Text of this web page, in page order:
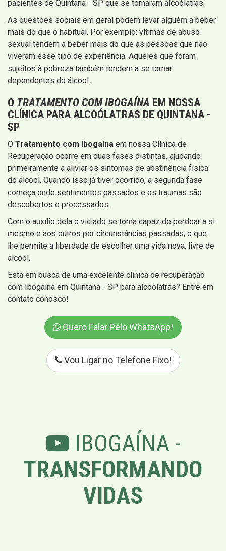
pacientes de Quintana - SP que se tornaram alcoólatras.
As questões sociais em geral podem levar alguém a beber
mais do que o habitual. Por exemplo: vítimas de abuso
sexual tendem a beber mais do que as pessoas que não
viveram esse tipo de experiência. Aqueles que foram
sujeitos à pobreza também tendem a se tornar
dependentes do álcool.
O TRATAMENTO COM IBOGAÍNA EM NOSSA
CLÍNICA PARA ALCOÓLATRAS DE QUINTANA -
SP
O Tratamento com Ibogaína em nossa Clínica de
Recuperação ocorre em duas fases distintas, ajudando
primeiramente a aliviar os sintomas de abstinência física
do álcool. Quando isso já tiver ocorrido, a segunda fase
começa onde sentimentos passados e os traumas são
descobertos e processados.
Com o auxílio dela o viciado se torna capaz de perdoar a si
mesmo e aos outros por circunstâncias passadas, o que
lhe permite a liberdade de escolher uma vida nova, livre de
álcool.
Esta em busca de uma excelente clinica de recuperação
com Ibogaína em Quintana - SP para alcoólatras? Entre em
contato conosco!
Quero Falar Pelo WhatsApp!
Vou Ligar no Telefone Fixo!
IBOGAÍNA -
TRANSFORMANDO
VIDAS